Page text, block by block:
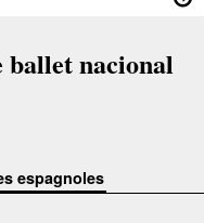
ballet nacional
espagnoles